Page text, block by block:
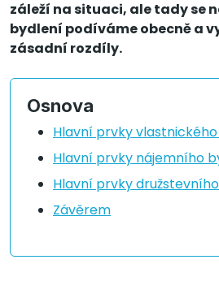
záleží na situaci, ale tady se
bydlení podíváme obecně a
zásadní rozdíly.
Osnova
Hlavní prvky
Hlavní prvky nájemního
Hlavní prvky
Závěrem